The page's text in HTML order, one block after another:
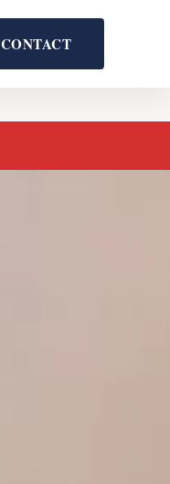
CONTACT